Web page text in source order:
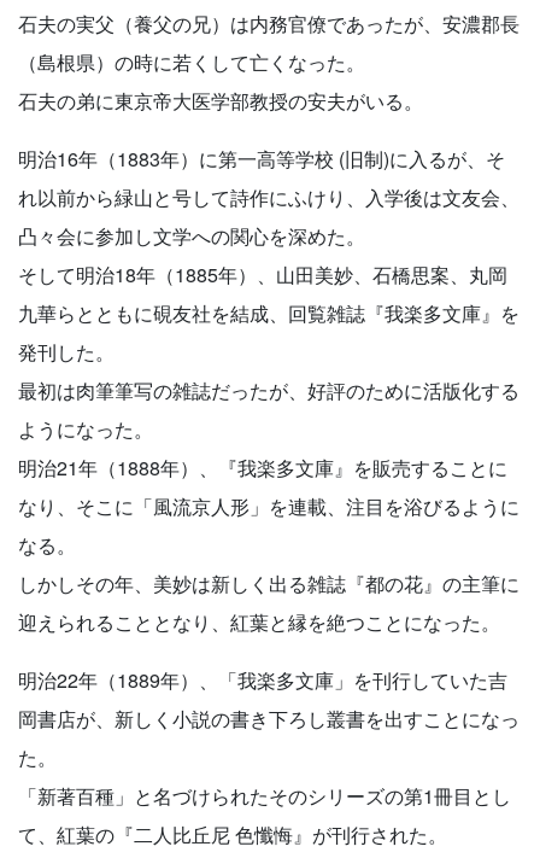
石夫の実父（養父の兄）は内務官僚であったが、安濃郡長
（島根県）の時に若くして亡くなった。
石夫の弟に東京帝大医学部教授の安夫がいる。
明治16年（1883年）に第一高等学校 (旧制)に入るが、そ
れ以前から緑山と号して詩作にふけり、入学後は文友会、
凸々会に参加し文学への関心を深めた。
そして明治18年（1885年）、山田美妙、石橋思案、丸岡
九華らとともに硯友社を結成、回覧雑誌『我楽多文庫』を
発刊した。
最初は肉筆筆写の雑誌だったが、好評のために活版化する
ようになった。
明治21年（1888年）、『我楽多文庫』を販売することに
なり、そこに「風流京人形」を連載、注目を浴びるように
なる。
しかしその年、美妙は新しく出る雑誌『都の花』の主筆に
迎えられることとなり、紅葉と縁を絶つことになった。
明治22年（1889年）、「我楽多文庫」を刊行していた吉
岡書店が、新しく小説の書き下ろし叢書を出すことになっ
た。
「新著百種」と名づけられたそのシリーズの第1冊目とし
て、紅葉の『二人比丘尼 色懺悔』が刊行された。